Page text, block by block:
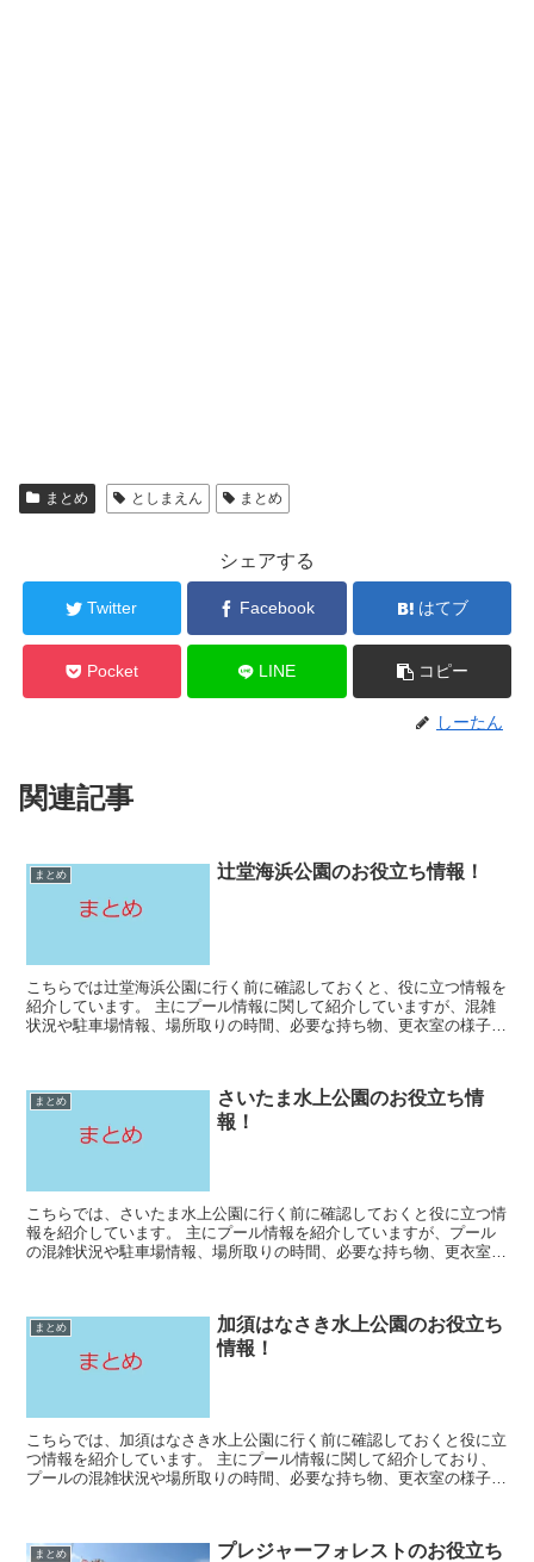
まとめ としまえん まとめ
シェアする
Twitter Facebook はてブ
Pocket LINE コピー
しーたん
関連記事
まとめ 辻堂海浜公園のお役立ち情報！
こちらでは辻堂海浜公園に行く前に確認しておくと、役に立つ情報を
紹介しています。 主にプール情報に関して紹介していますが、混雑
状況や駐車場情報、場所取りの時間、必要な持ち物、更衣室の様子、
まとめ
さいたま水上公園のお役立ち情
報！
こちらでは、さいたま水上公園に行く前に確認しておくと役に立つ情
報を紹介しています。 主にプール情報を紹介していますが、プール
の混雑状況や駐車場情報、場所取りの時間、必要な持ち物、更衣室の
まとめ
加須はなさき水上公園のお役立ち
情報！
こちらでは、加須はなさき水上公園に行く前に確認しておくと役に立
つ情報を紹介しています。 主にプール情報に関して紹介しており、
プールの混雑状況や場所取りの時間、必要な持ち物、更衣室の様子、
まとめ
プレジャーフォレストのお役立ち